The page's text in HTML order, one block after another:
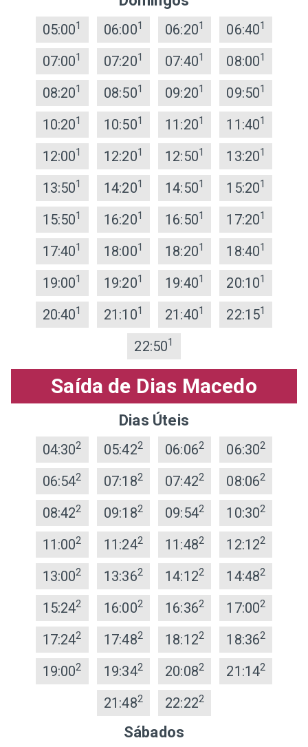
05:001 06:001 06:201 06:401
07:001 07:201 07:401 08:001
08:201 08:501 09:201 09:501
10:201 10:501 11:201 11:401
12:001 12:201 12:501 13:201
13:501 14:201 14:501 15:201
15:501 16:201 16:501 17:201
17:401 18:001 18:201 18:401
19:001 19:201 19:401 20:101
20:401 21:101 21:401 22:151
22:501
Saída de Dias Macedo
Dias Úteis
04:302 05:422 06:062 06:302
06:542 07:182 07:422 08:062
08:422 09:182 09:542 10:302
11:002 11:242 11:482 12:122
13:002 13:362 14:122 14:482
15:242 16:002 16:362 17:002
17:242 17:482 18:122 18:362
19:002 19:342 20:082 21:142
21:482 22:222
Sábados